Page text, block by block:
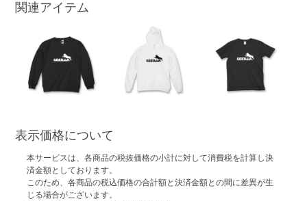
関連アイテム
表示価格について
本サービスは、各商品の税抜価格の小計に対して消費税を計算し決
済金額としております。
このため、各商品の税込価格の合計額と決済金額との間に差異が生
じる場合がございます。